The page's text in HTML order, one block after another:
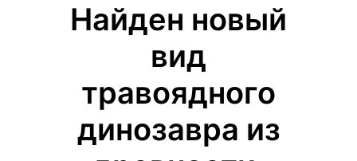
Найден новый
вид
травоядного
динозавра из